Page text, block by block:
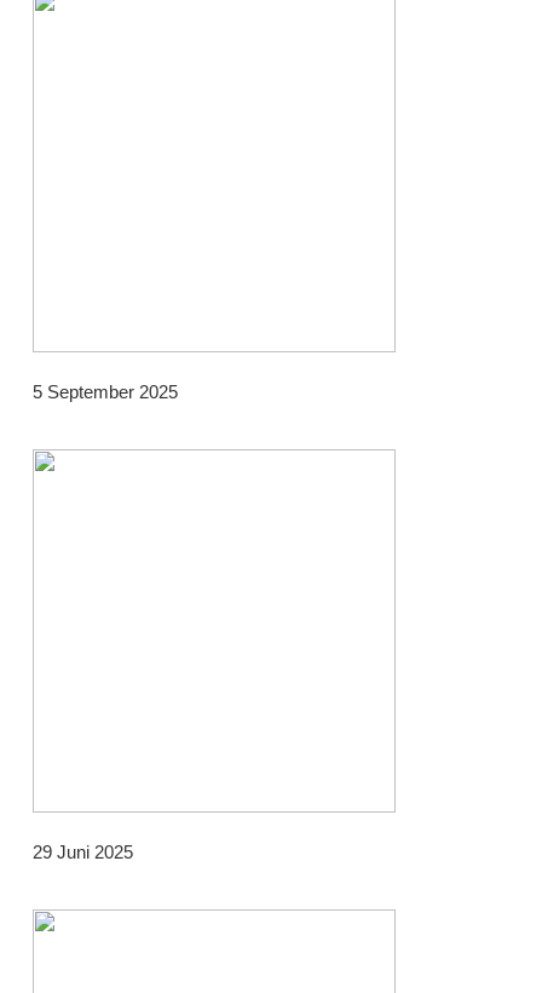
5 September 2025
29 Juni 2025